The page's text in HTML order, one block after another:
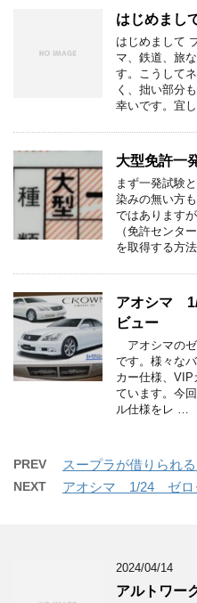
はじめまし
はじめまして
マ、鉄道、旅
す。こうして
く、拙い部分
幸いです。宜
大型免許一
まず一発試験
染みの無い方
ではあります
（免許センタ
を取得する方
アオシマ
ビュー
アオシマのゼ
です。様々な
カー仕様、
ています。今
ル仕様をレ …
PREV スープラが借りられ
NEXT アオシマ 1/24 ゼロ
2024/04/14
アルトワー